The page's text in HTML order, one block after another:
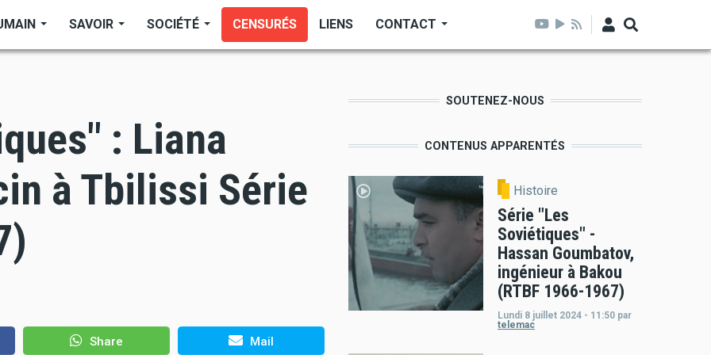
SAVOIR SOCIÉTÉ CENSURÉS LIENS CONTACT
: Liana
à Tbilissi Série
Share Mail
SOUTENEZ-NOUS
CONTENUS APPARENTÉS
Histoire
Série "Les
Soviétiques" -
Hassan Goumbatov,
ingénieur à Bakou
(RTBF 1966-1967)
Lundi 8 juillet 2024 - 11:50 par
telemac